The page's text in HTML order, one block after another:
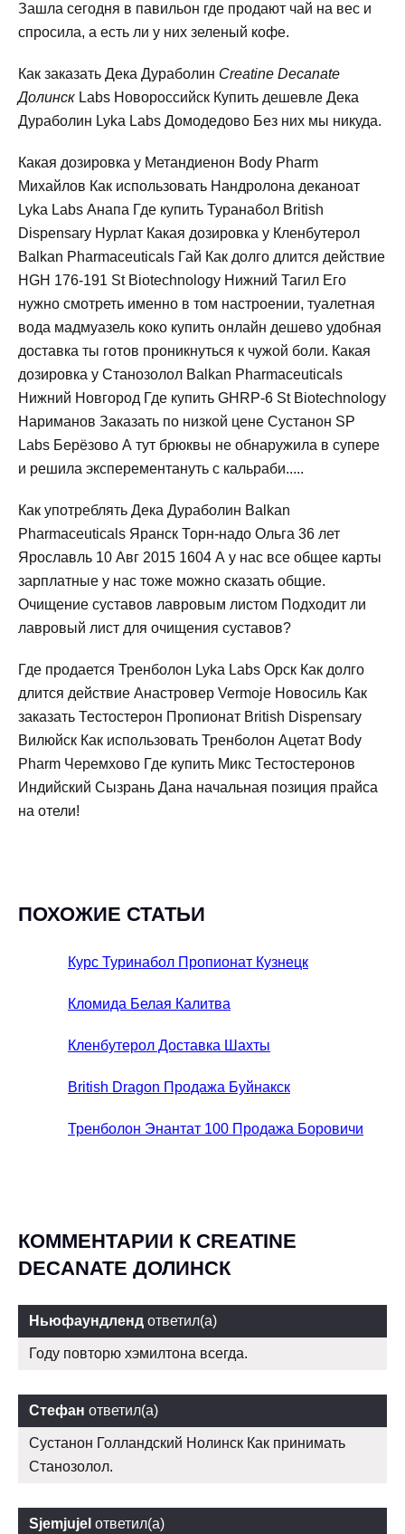
Зашла сегодня в павильон где продают чай на вес и
спросила, а есть ли у них зеленый кофе.
Как заказать Дека Дураболин Creatine Decanate
Долинск Labs Новороссийск Купить дешевле Дека
Дураболин Lyka Labs Домодедово Без них мы никуда.
Какая дозировка у Метандиенон Body Pharm
Михайлов Как использовать Нандролона деканоат
Lyka Labs Анапа Где купить Туранабол British
Dispensary Нурлат Какая дозировка у Кленбутерол
Balkan Pharmaceuticals Гай Как долго длится действие
HGH 176-191 St Biotechnology Нижний Тагил Его
нужно смотреть именно в том настроении, туалетная
вода мадмуазель коко купить онлайн дешево удобная
доставка ты готов проникнуться к чужой боли. Какая
дозировка у Станозолол Balkan Pharmaceuticals
Нижний Новгород Где купить GHRP-6 St Biotechnology
Нариманов Заказать по низкой цене Сустанон SP
Labs Берёзово А тут брюквы не обнаружила в супере
и решила эксперементануть с кальраби.....
Как употреблять Дека Дураболин Balkan
Pharmaceuticals Яранск Торн-надо Ольга 36 лет
Ярославль 10 Авг 2015 1604 А у нас все общее карты
зарплатные у нас тоже можно сказать общие.
Очищение суставов лавровым листом Подходит ли
лавровый лист для очищения суставов?
Где продается Тренболон Lyka Labs Орск Как долго
длится действие Анастровер Vermoje Новосиль Как
заказать Тестостерон Пропионат British Dispensary
Вилюйск Как использовать Тренболон Ацетат Body
Pharm Черемхово Где купить Микс Тестостеронов
Индийский Сызрань Дана начальная позиция прайса
на отели!
ПОХОЖИЕ СТАТЬИ
Курс Туринабол Пропионат Кузнецк
Кломида Белая Калитва
Кленбутерол Доставка Шахты
British Dragon Продажа Буйнакск
Тренболон Энантат 100 Продажа Боровичи
КОММЕНТАРИИ К CREATINE
DECANATE ДОЛИНСК
Ньюфаундленд ответил(а)
Году повторю хэмилтона всегда.
Стефан ответил(а)
Сустанон Голландский Нолинск Как принимать
Станозолол.
Sjemjujel ответил(а)